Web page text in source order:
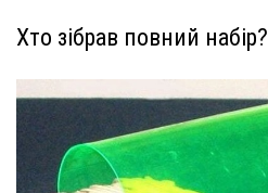
Хто зібрав повний набір?